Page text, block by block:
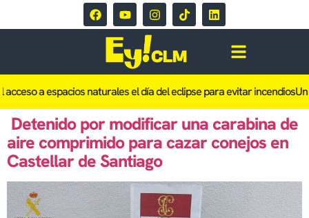
a espacios naturales el día del eclipse para evitar incendiosUn
Detenido por modificar una carabina de
aire comprimido para cazar conejos en
Castellar de Santiago